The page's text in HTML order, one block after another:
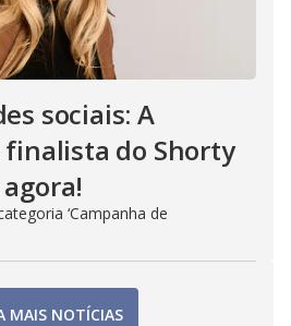
sociais: A
finalista do Shorty
‘Campanha de
MAIS NOTÍCIAS